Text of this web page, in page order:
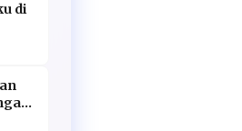
di